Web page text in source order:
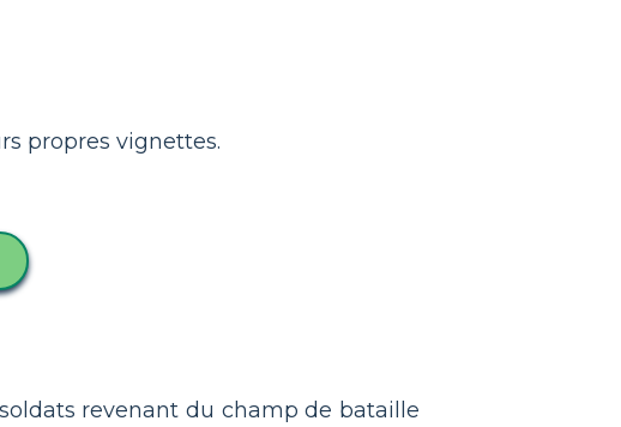
propres vignettes.
revenant du champ de bataille